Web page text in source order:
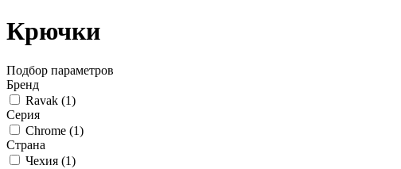
Крючки
Подбор параметров
Бренд
Ravak (1)
Серия
Chrome (1)
Страна
Чехия (1)